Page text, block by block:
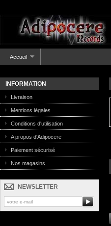
Accueil
INFORMATION
Livraison
Mentions légales
Conditions d'utilisation
A propos d'Adipocere
Paiement sécurisé
Nos magasins
NEWSLETTER